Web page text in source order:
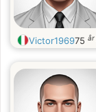
Victor196975 år